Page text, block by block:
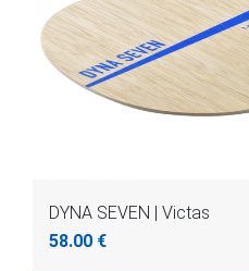
DYNA SEVEN | Victas
58.00 €